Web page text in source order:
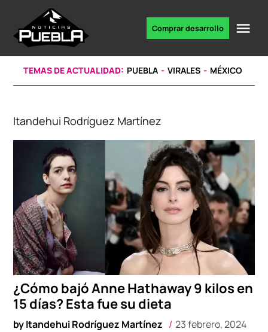
content
noticias
Comprar desarrollo
TEMAS DE ACTUALIDAD: PUEBLA VIRALES MÉXICO
Itandehui Rodríguez Martínez
¿Cómo bajó Anne Hathaway 9 kilos en
15 días? Esta fue su dieta
byItandehui Rodríguez Martínez 23 febrero, 2024